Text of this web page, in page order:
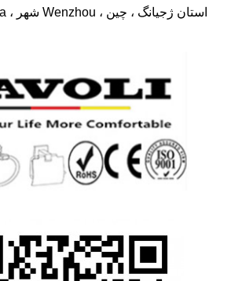
شهر Tangxia ، شهر Wenzhou ، استان ژجیانگ ، چین